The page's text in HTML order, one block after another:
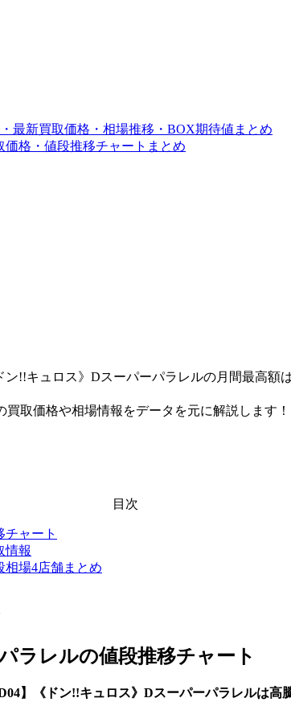
最新買取価格・相場推移・BOX期待値まとめ
価格・値段推移チャートまとめ
ン!!キュロス》Dスーパーパラレルの月間最高額
取価格や相場情報をデータを元に解説します！
目次
チャート
情報
相場4店舗まとめ
ラレルの値段推移チャート
D04】《ドン!!キュロス》Dスーパーパラレルは高